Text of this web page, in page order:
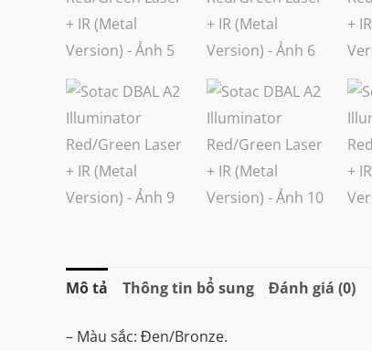
Mô tả Thông tin bổ sung Đánh giá (0)
– Màu sắc: Đen/Bronze.